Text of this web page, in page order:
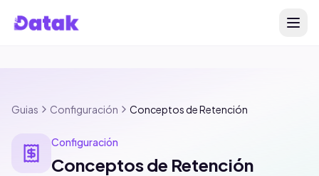
Guias Configuración Conceptos de Retención
Configuración
Conceptos de Retención